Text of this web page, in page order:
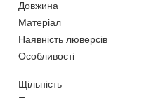
Довжина
Матеріал
Наявність люверсів
Особливості
Щільність